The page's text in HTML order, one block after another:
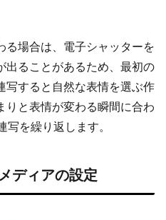
る場合は、電子シャッターを
出ることがあるため、最初の
写すると自然な表情を選ぶ作
りと表情が変わる瞬間に合わ
を繰り返します。
ディアの設定